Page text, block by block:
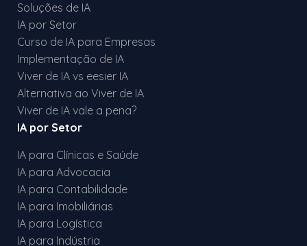
Soluções de IA
IA por Setor
Curso de IA para Empresas
Implementação de IA
Viver de IA vs eesier IA
Alternativa ao Viver de IA
Viver de IA vale a pena?
IA por Setor
IA para Clínicas e Saúde
IA para Advocacia
IA para Contabilidade
IA para Imobiliárias
IA para Logística
IA para Indústria